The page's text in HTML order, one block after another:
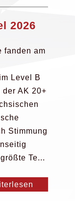
2026
fanden am
Level B
AK 20+
Stimmung
Te...